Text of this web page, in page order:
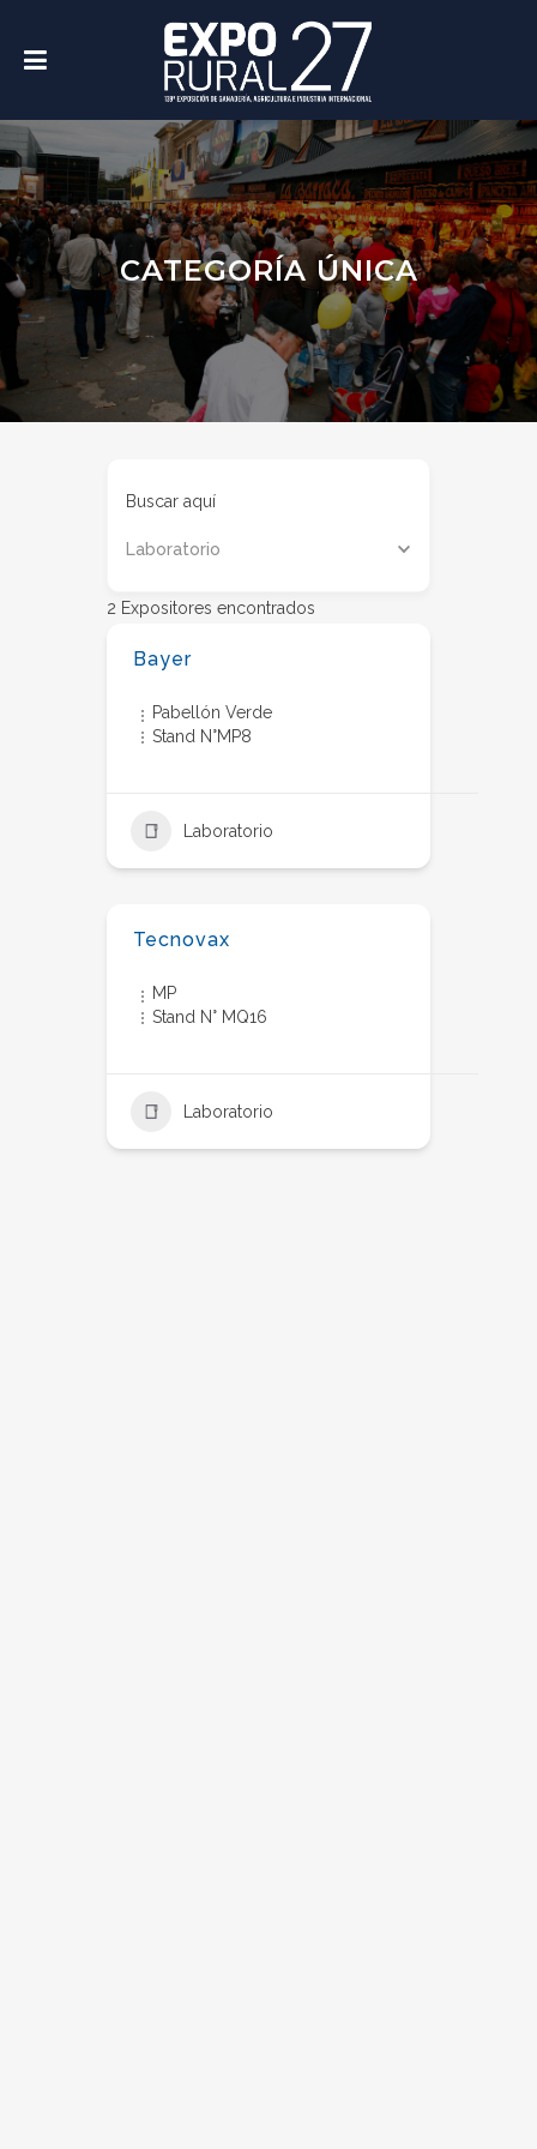
CATEGORÍA ÚNICA
Buscar aquí
Laboratorio
2 Expositores encontrados
Bayer
Pabellón Verde
Stand N°MP8
Laboratorio
Tecnovax
MP
Stand N° MQ16
Laboratorio